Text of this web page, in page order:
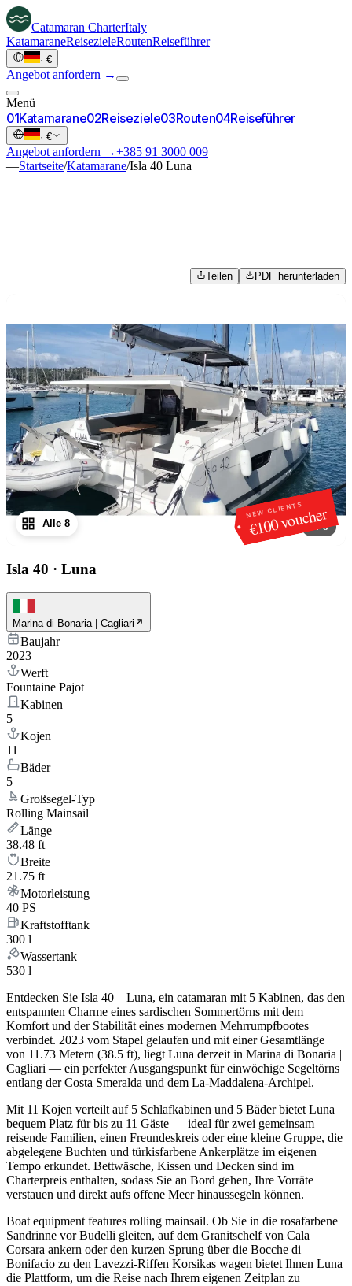
Catamaran CharterItaly
KatamaraneReisezieleRoutenReiseführer
· €
Angebot anfordern →
Menü
01Katamarane02Reiseziele03Routen04Reiseführer
· €
Angebot anfordern →+385 91 3000 009
—Startseite/Katamarane/Isla 40 Luna
Teilen PDF herunterladen
NEW CLIENTS
€100 voucher
1 /8
Alle 8
Isla 40 · Luna
Marina di Bonaria | Cagliari
Baujahr
2023
Werft
Fountaine Pajot
Kabinen
5
Kojen
11
Bäder
5
Großsegel-Typ
Rolling Mainsail
Länge
38.48 ft
Breite
21.75 ft
Motorleistung
40 PS
Kraftstofftank
300 l
Wassertank
530 l
Entdecken Sie Isla 40 – Luna, ein catamaran mit 5 Kabinen, das den
entspannten Charme eines sardischen Sommertörns mit dem
Komfort und der Stabilität eines modernen Mehrrumpfbootes
verbindet. 2023 vom Stapel gelaufen und mit einer Gesamtlänge
von 11.73 Metern (38.5 ft), liegt Luna derzeit in Marina di Bonaria |
Cagliari — ein perfekter Ausgangspunkt für einwöchige Segeltörns
entlang der Costa Smeralda und dem La-Maddalena-Archipel.
Mit 11 Kojen verteilt auf 5 Schlafkabinen und 5 Bäder bietet Luna
bequem Platz für bis zu 11 Gäste — ideal für zwei gemeinsam
reisende Familien, einen Freundeskreis oder eine kleine Gruppe, die
abgelegene Buchten und türkisfarbene Ankerplätze im eigenen
Tempo erkundet. Bettwäsche, Kissen und Decken sind im
Charterpreis enthalten, sodass Sie an Bord gehen, Ihre Vorräte
verstauen und direkt aufs offene Meer hinaussegeln können.
Boat equipment features rolling mainsail. Ob Sie in die rosafarbene
Sandrinne vor Budelli gleiten, auf dem Granitschelf von Cala
Corsara ankern oder den kurzen Sprung über die Bocche di
Bonifacio zu den Lavezzi-Riffen Korsikas wagen bietet Ihnen Luna
die Plattform, um die Reise nach Ihrem eigenen Zeitplan zu